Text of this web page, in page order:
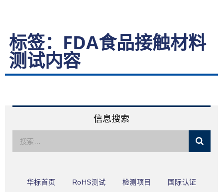
标签：FDA食品接触材料
测试内容
信息搜索
华标首页 RoHS测试 检测项目 国际认证